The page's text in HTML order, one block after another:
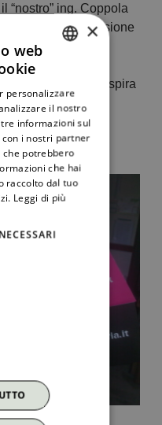
“nostro” ing. Coppola
fine la famosa versione
pò di colore e si respira
ENGLISH
×
web
personalizzare
il nostro
informazioni sul
i nostri partner
potrebbero
che hai
raccolto dal tuo
Leggi di più